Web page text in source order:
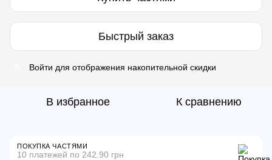
Быстрый заказ
Войти для отображения накопительной скидки
В избранное К сравнению
ПОКУПКА ЧАСТЯМИ
10 платежей по 242.90 грн